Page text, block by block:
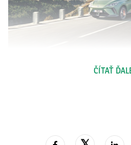
novej platforme MSP. Využíva však dva
ČÍTAŤ